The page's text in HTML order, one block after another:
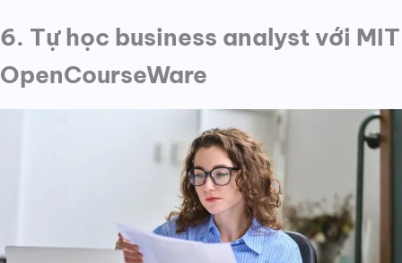
6. Tự học business analyst với MIT
OpenCourseWare